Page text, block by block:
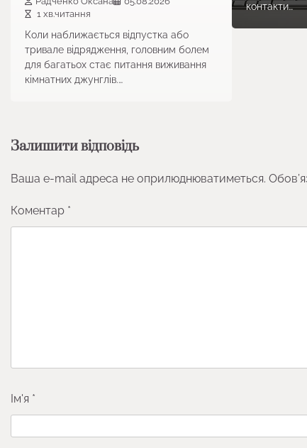
1 хв.читання
Коли наближається відпустка або
тривале відрядження, головним болем
для багатьох стає питання виживання
кімнатних джунглів.…
контакти…
Залишити відповідь
Ваша e-mail адреса не оприлюднюватиметься.
Коментар *
Ім'я *